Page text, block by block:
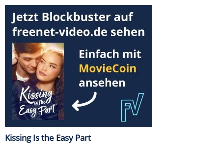
Kissing Is the Easy Part